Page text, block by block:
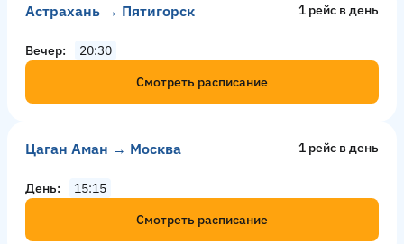
Астрахань → Пятигорск 1 рейс в день
Вечер
20:30
Смотреть расписание
Цаган Аман → Москва 1 рейс в день
День
15:15
Смотреть расписание